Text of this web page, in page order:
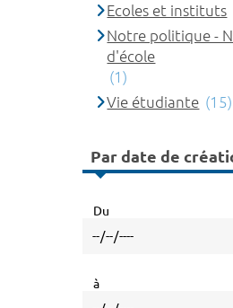
Ecoles et instituts
Notre politique -
d'école
(1)
Vie étudiante (15)
Par date de
Du
à